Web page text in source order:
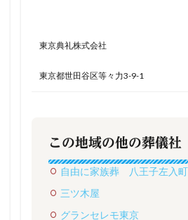
東京典礼株式会社
東京都世田谷区等々力3-9-1
この地域の他の葬儀社
自由に家族葬 八王子左入町
三ツ木屋
グランセレモ東京